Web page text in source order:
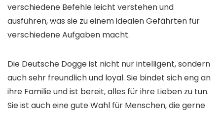
verschiedene Befehle leicht verstehen und
ausführen, was sie zu einem idealen Gefährten für
verschiedene Aufgaben macht.
Die Deutsche Dogge ist nicht nur intelligent, sondern
auch sehr freundlich und loyal. Sie bindet sich eng an
ihre Familie und ist bereit, alles für ihre Lieben zu tun.
Sie ist auch eine gute Wahl für Menschen, die gerne